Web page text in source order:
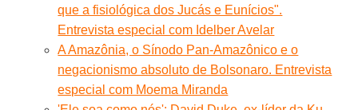
que a fisiológica dos Jucás e Eunícios".
Entrevista especial com Idelber Avelar
A Amazônia, o Sínodo Pan-Amazônico e o
negacionismo absoluto de Bolsonaro. Entrevista
especial com Moema Miranda